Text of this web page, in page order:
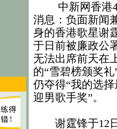
 中新网香港
消息：负面新闻
身的香港歌星谢
于日前被廉政公
无法出席前天在
的“雪碧榜颁奖
仍夺得“我的选
迎男歌手奖”。
谢霆锋于12